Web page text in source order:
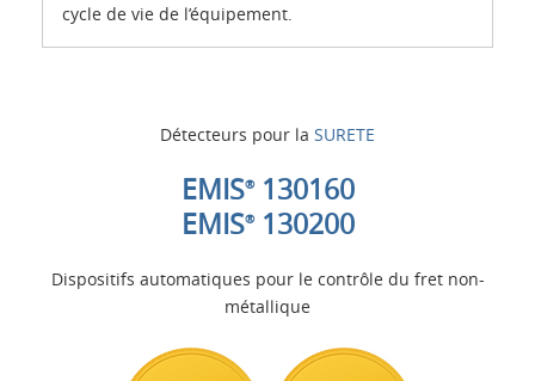
Détecteurs pour la SURETE
EMIS®130160
EMIS®130200
Dispositifs automatiques pour le contrôle du fret non-
métallique
cycle de vie de l’équipement.